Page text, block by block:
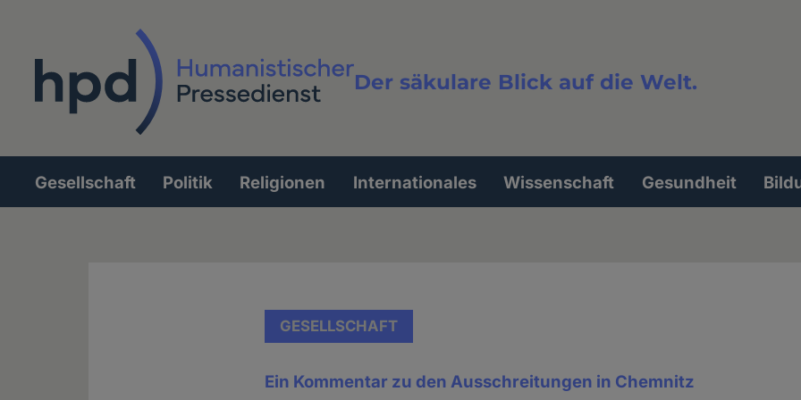
Der säkulare Blick auf die Welt.
Volltextsuche
Hauptnavigation
Gesellschaft Politik Religionen Internationales Wissenschaft Gesundheit
GESELLSCHAFT
Ein Kommentar zu den Ausschreitungen in Chemnitz